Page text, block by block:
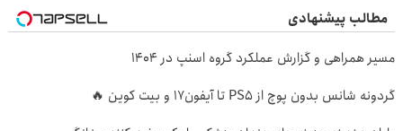
مطالب پیشنهادی
مسیر همراهی و گزارش عملکرد گروه اسنپ در ۱۴۰۴
گردونه شانس بدون پوچ از PS5 تا آیفون17 و بیت کوین 🔥